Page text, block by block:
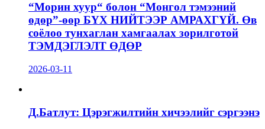
“Морин хуур“ болон “Монгол тэмээний
өдөр”-өөр БҮХ НИЙТЭЭР АМРАХГҮЙ. Өв
соёлоо тунхаглан хамгаалах зорилготой
ТЭМДЭГЛЭЛТ ӨДӨР
2026-03-11
Д.Батлут: Цэрэгжилтийн хичээлийг сэргээнэ